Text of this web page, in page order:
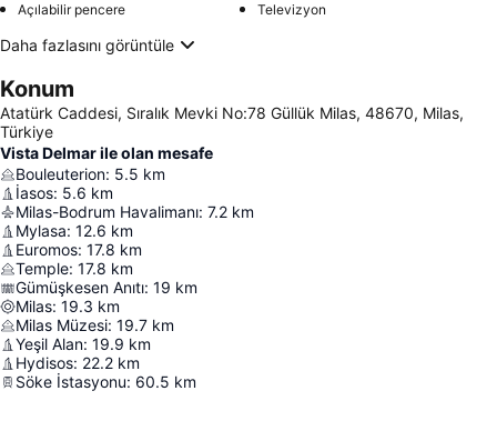
Açılabilir pencere
Televizyon
Daha fazlasını görüntüle
Konum
Atatürk Caddesi, Sıralık Mevki No:78 Güllük Milas, 48670, Milas,
Türkiye
Vista Delmar ile olan mesafe
Bouleuterion: 5.5 km
İasos: 5.6 km
Milas-Bodrum Havalimanı: 7.2 km
Mylasa: 12.6 km
Euromos: 17.8 km
Temple: 17.8 km
Gümüşkesen Anıtı: 19 km
Milas: 19.3 km
Milas Müzesi: 19.7 km
Yeşil Alan: 19.9 km
Hydisos: 22.2 km
Söke İstasyonu: 60.5 km